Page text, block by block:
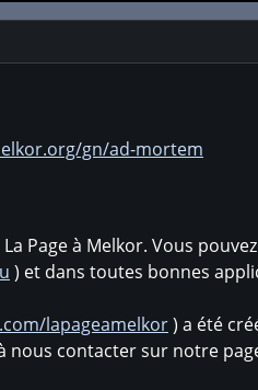
gn/ad-mortem
Page à Melkor. Vous
) et dans toutes bonnes
lapageamelkor) a été
nous contacter sur notre